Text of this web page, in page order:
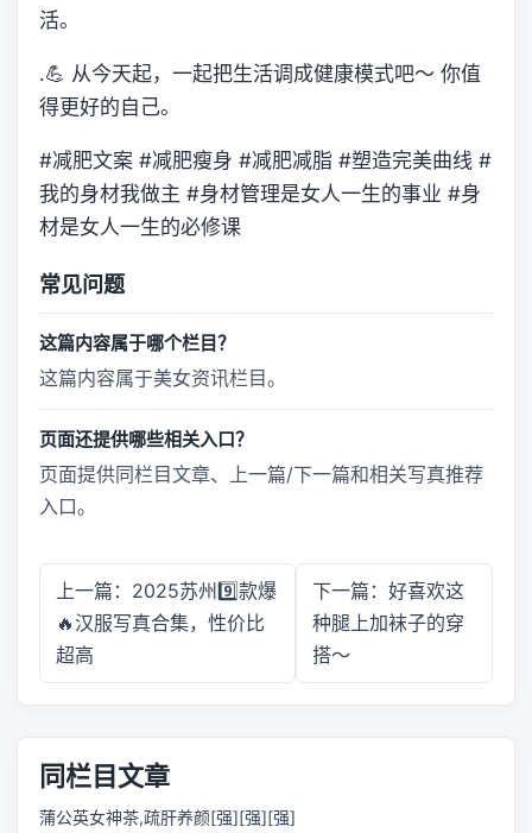
活。
.💪 从今天起，一起把生活调成健康模式吧～ 你值
得更好的自己。
#减肥文案 #减肥瘦身 #减肥减脂 #塑造完美曲线 #
我的身材我做主 #身材管理是女人一生的事业 #身
材是女人一生的必修课
常见问题
这篇内容属于哪个栏目？
这篇内容属于美女资讯栏目。
页面还提供哪些相关入口？
页面提供同栏目文章、上一篇/下一篇和相关写真推荐
入口。
上一篇：2025苏州9️⃣款爆
🔥汉服写真合集，性价比
超高
下一篇：好喜欢这
种腿上加袜子的穿
搭～
同栏目文章
蒲公英女神茶,疏肝养颜[强][强][强]